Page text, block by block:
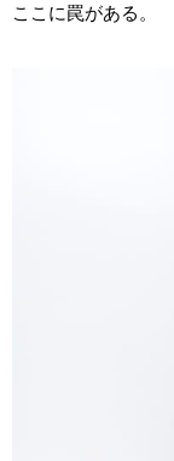
ここに罠がある。